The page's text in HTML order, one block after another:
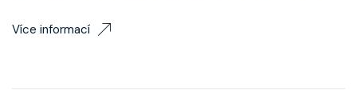
Více informací